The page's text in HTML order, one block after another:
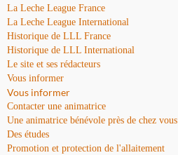
La Leche League France
La Leche League International
Historique de LLL France
Historique de LLL International
Le site et ses rédacteurs
Vous informer
Vous informer
Contacter une animatrice
Une animatrice bénévole près de chez vous
Des études
Promotion et protection de l'allaitement